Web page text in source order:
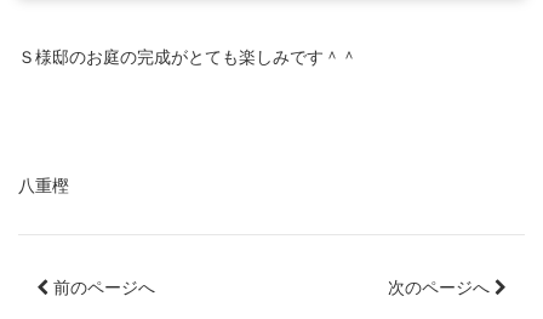
Ｓ様邸のお庭の完成がとても楽しみです＾＾
八重樫
前のページへ 次のページへ